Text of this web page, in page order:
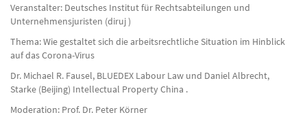
Veranstalter: Deutsches Institut für Rechtsabteilungen und
Unternehmensjuristen (diruj )
Thema: Wie gestaltet sich die arbeitsrechtliche Situation im Hinblick
auf das Corona-Virus
Dr. Michael R. Fausel, BLUEDEX Labour Law und Daniel Albrecht,
Starke (Beijing) Intellectual Property China .
Moderation: Prof. Dr. Peter Körner